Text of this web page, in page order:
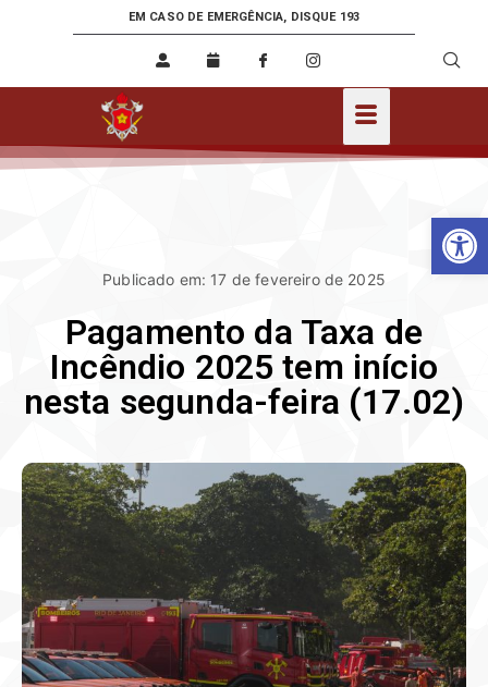
EM CASO DE EMERGÊNCIA, DISQUE 193
Publicado em: 17 de fevereiro de 2025
Pagamento da Taxa de
Incêndio 2025 tem início
nesta segunda-feira (17.02)